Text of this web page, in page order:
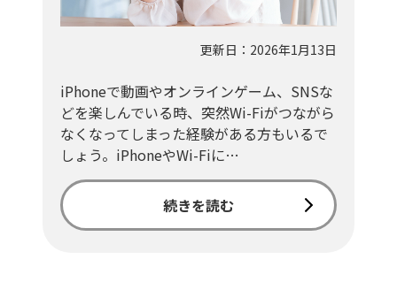
更新日：2026年1月13日
iPhoneで動画やオンラインゲーム、SNSな
どを楽しんでいる時、突然Wi-Fiがつながら
なくなってしまった経験がある方もいるで
しょう。iPhoneやWi-Fiに…
続きを読む